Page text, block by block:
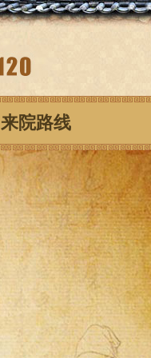
来院路线